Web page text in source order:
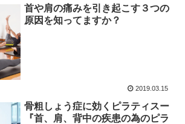
首や肩の痛みを引き起こす３つの
原因を知ってますか？
2019.03.15
骨粗しょう症に効くピラティスー
『首、肩、背中の疾患の為のピラ